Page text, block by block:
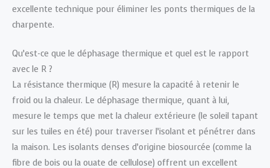
excellente technique pour éliminer les ponts thermiques de la
charpente.
Qu’est-ce que le déphasage thermique et quel est le rapport
avec le R ?
La résistance thermique (R) mesure la capacité à retenir le
froid ou la chaleur. Le déphasage thermique, quant à lui,
mesure le temps que met la chaleur extérieure (le soleil tapant
sur les tuiles en été) pour traverser l’isolant et pénétrer dans
la maison. Les isolants denses d’origine biosourcée (comme la
fibre de bois ou la ouate de cellulose) offrent un excellent